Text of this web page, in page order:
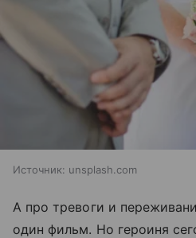
Источник: unsplash.com
А про тревоги и
один фильм. Но героиня